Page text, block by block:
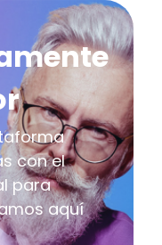
con el
para
aquí